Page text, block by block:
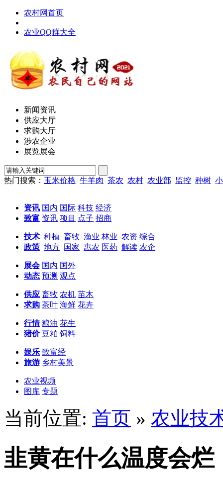
农村网首页
农业QQ群大全
新闻资讯
供应大厅
求购大厅
涉农企业
展览展会
热门搜索： 玉米价格 牛羊肉 茶农 农村 农业部 监控 种树
资讯 国内 国际 科技 经济
致富 资讯 项目 点子 招商
技术 种植 畜牧 渔业 林业 农资 综合
政策 地方 国家 惠农 医药 解读 农企
展会 国内 国外
动态 预测 观点
供应 畜牧 农机 苗木
求购 茶叶 海鲜 花卉
行情 粮油 花生
猪价 豆粕 饲料
娱乐 致富经
旅游 乡村美景
农业视频
图库 专题
当前位置: 首页 » 农业技
韭黄在什么温度会烂